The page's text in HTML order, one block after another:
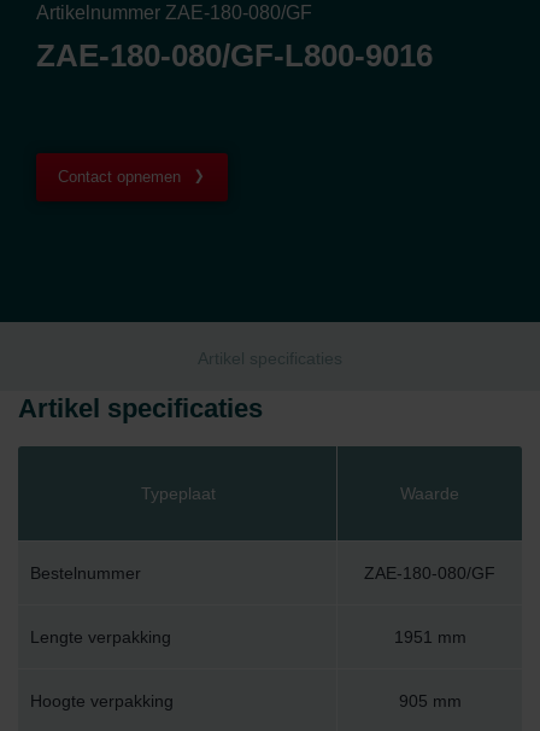
Artikelnummer ZAE-180-080/GF
ZAE-180-080/GF-L800-9016
Contact opnemen
Artikel specificaties
Artikel specificaties
Typeplaat Waarde
Bestelnummer ZAE-180-080/GF
Lengte verpakking 1951 mm
Hoogte verpakking 905 mm